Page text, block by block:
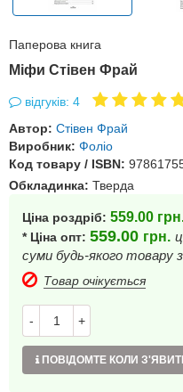
Паперова книга
Міфи Стівен Фрай
відгуків: 4
Автор: Стівен Фрай
Виробник: Фоліо
Код товару / ISBN:
Обкладинка: Тверда
Ціна роздріб: 559.00
* Ціна опт: 559.00 грн.
суми будь-якого товару
Товар очікується
- +
ПОВІДОМТЕ КОЛИ